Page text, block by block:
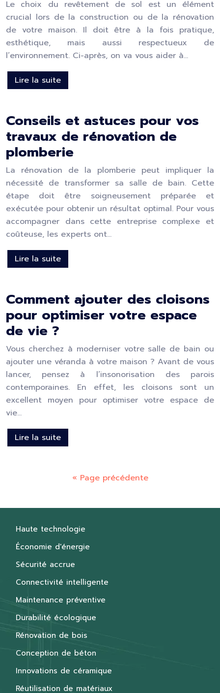
Le choix du revêtement de sol est un élément
crucial lors de la construction ou de la rénovation
de votre maison. Il doit être à la fois pratique,
esthétique, mais aussi respectueux de
l’environnement. Ci-après, on va vous aider à…
Lire la suite
Conseils et astuces pour vos
travaux de rénovation de
plomberie
La rénovation de la plomberie peut impliquer la
nécessité de transformer sa salle de bain. Cette
étape doit être soigneusement préparée et
exécutée pour obtenir un résultat optimal. Pour vous
accompagner dans cette entreprise complexe et
coûteuse, les experts ont…
Lire la suite
Comment ajouter des cloisons
pour optimiser votre espace
de vie ?
Vous cherchez à moderniser votre salle de bain ou
ajouter une véranda à votre maison ? Avant de vous
lancer, pensez à l’insonorisation des parois
contemporaines. En effet, les cloisons sont un
excellent moyen pour optimiser votre espace de
vie…
Lire la suite
« Page précédente
Haute technologie
Économie d'énergie
Sécurité accrue
Connectivité intelligente
Maintenance préventive
Durabilité écologique
Rénovation de bois
Conception de béton
Innovations de céramique
Réutilisation de matériaux